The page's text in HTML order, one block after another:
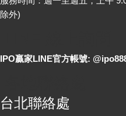
除外)
IPO贏家LINE官方帳號:
台北聯絡處